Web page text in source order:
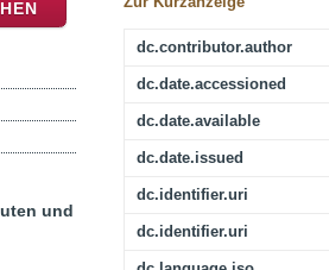
dc.contributor.author
dc.date.accessioned
dc.date.available
dc.date.issued
dc.identifier.uri
dc.identifier.uri
und